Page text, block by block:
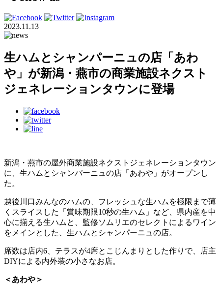
2023.11.13
生ハムとシャンパーニュの店「あわ
や」が新潟・燕市の商業施設ネクスト
ジェネレーションタウンに登場
新潟・燕市の屋外商業施設ネクストジェネレーションタウン
に、生ハムとシャンパーニュの店「あわや」がオープンし
た。
越後川口みんなのハムの、フレッシュな生ハムを極限まで薄
くスライスした「賞味期限10秒の生ハム」など、県内産を中
心に揃える生ハムと、監修ソムリエのセレクトによるワイン
をメインとした、生ハムとシャンパーニュの店。
席数は店内6、テラスが4席とこじんまりとした作りで、店主
DIYによる内外装の小さなお店。
＜あわや＞